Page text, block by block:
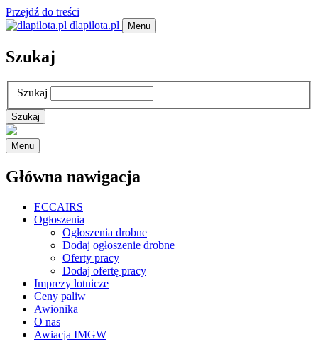
Przejdź do treści
dlapilota.pl
Menu
Szukaj
Szukaj
Menu
Główna nawigacja
ECCAIRS
Ogłoszenia
Ogłoszenia drobne
Dodaj ogłoszenie drobne
Oferty pracy
Dodaj ofertę pracy
Imprezy lotnicze
Ceny paliw
Awionika
O nas
Awiacja IMGW